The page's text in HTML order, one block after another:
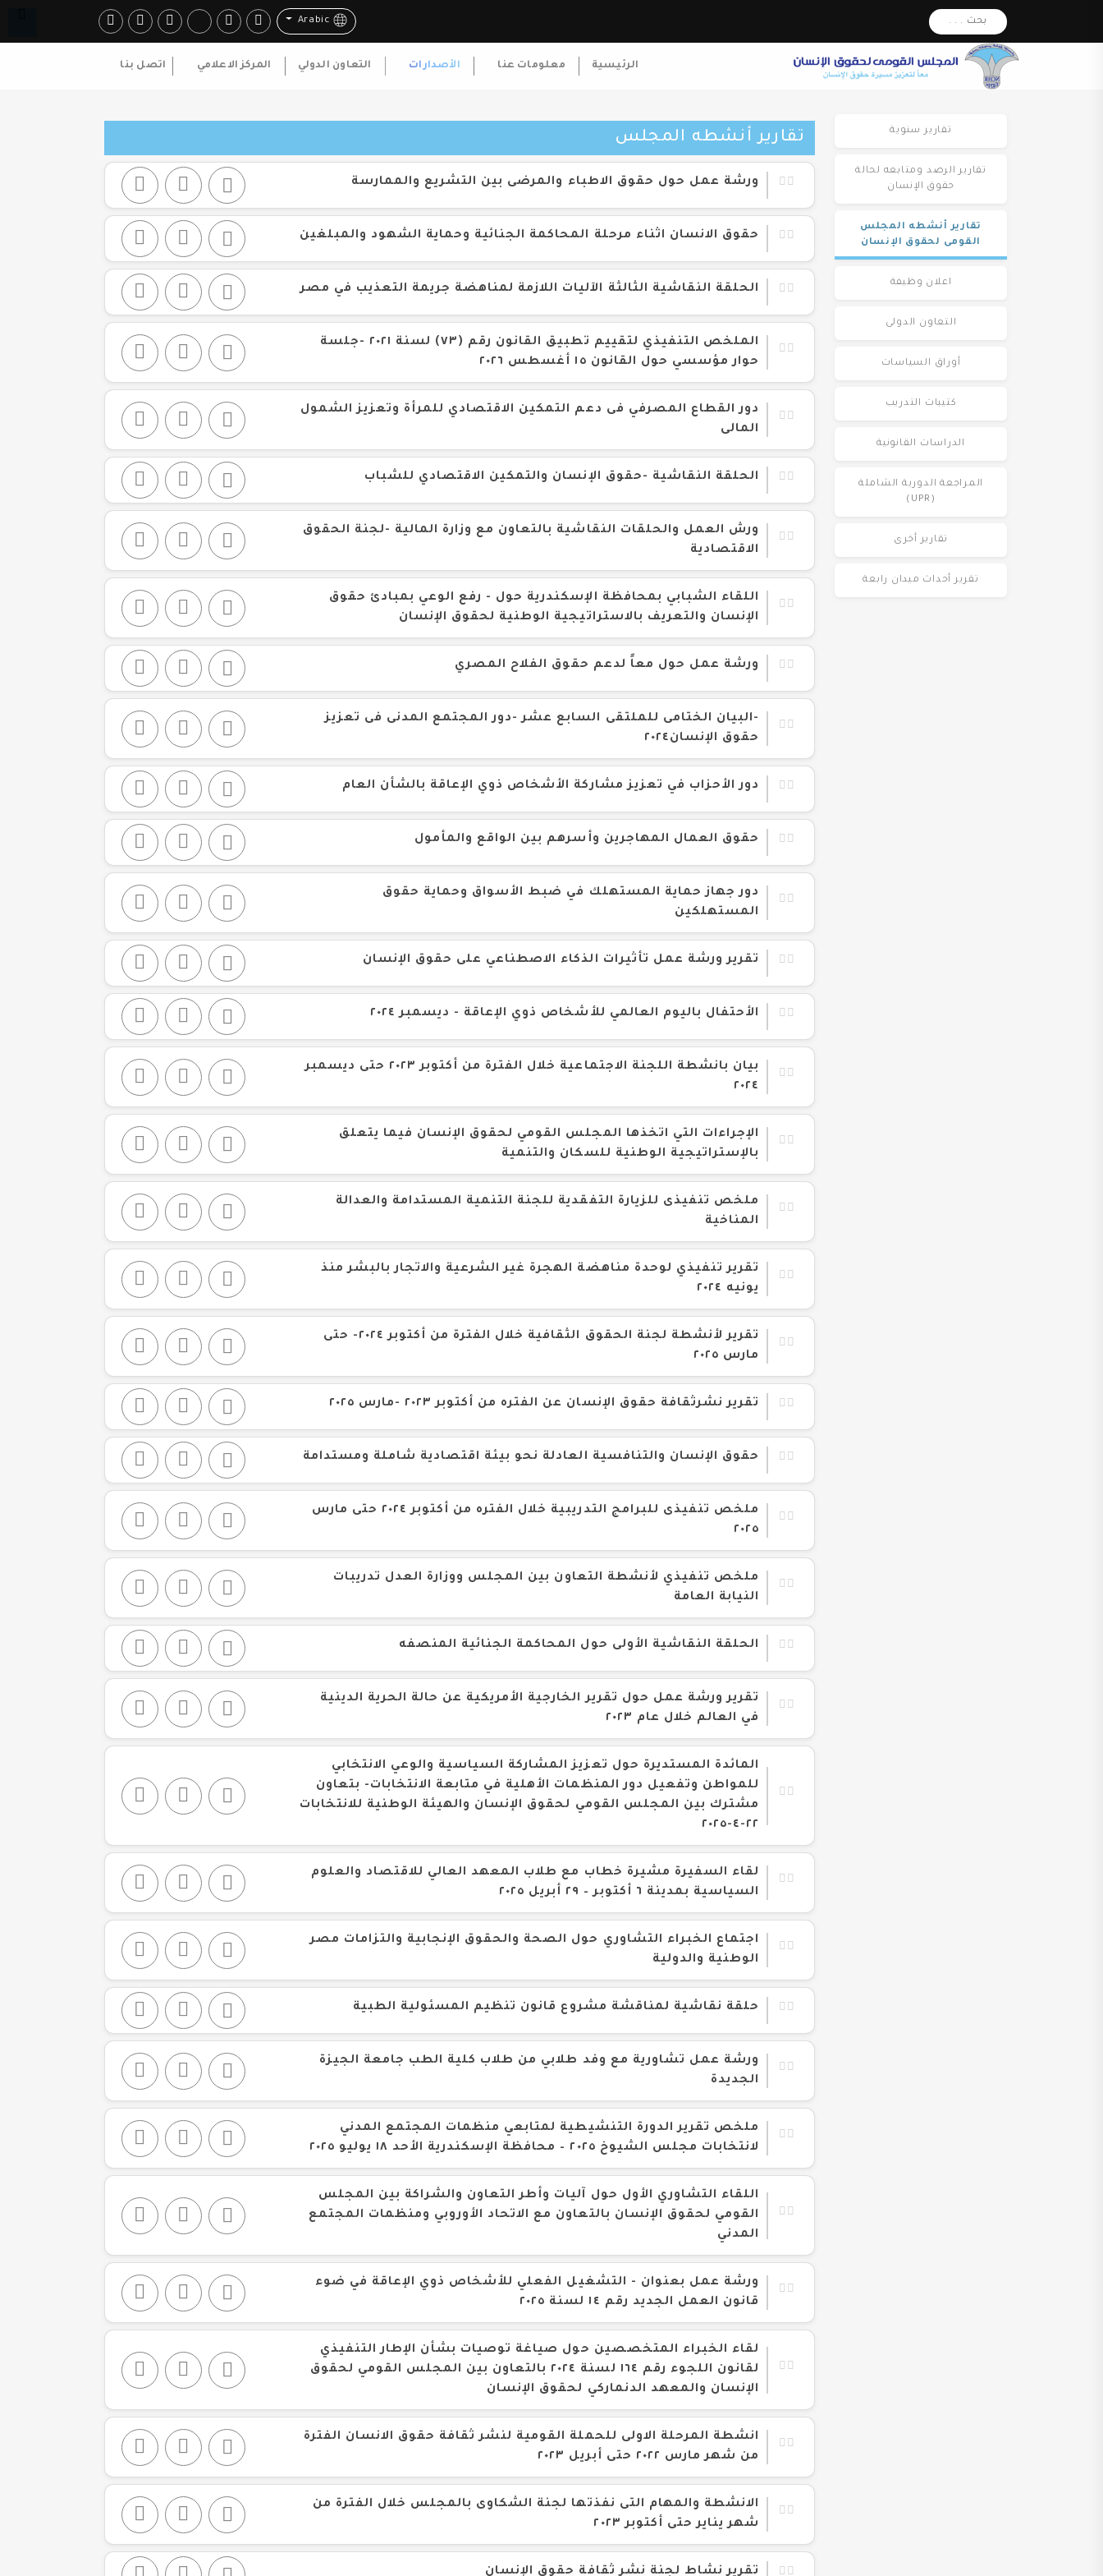
بحث . . . Arabic
الرئيسية معلومات عنا الأصدارات التعاون الدولي المركز الاعلامي اتصل بنا
تقارير سنوية
تقارير الرصد ومتابعه لحالة
حقوق الإنسان
تقارير أنشطه المجلس
القومى لحقوق الإنسان
اعلان وظيفة
التعاون الدولى
أوراق السياسات
كتيبات التدريب
الدراسات القانونية
المراجعة الدورية الشاملة
(UPR)
تقارير أخرى
تقرير أحداث ميدان رابعة
تقارير أنشطه المجلس
ورشة عمل حول حقوق الاطباء والمرضى بين التشريع والممارسة
حقوق الانسان اثناء مرحلة المحاكمة الجنائية وحماية الشهود والمبلغين
الحلقة النقاشية الثالثة الآليات اللازمة لمناهضة جريمة التعذيب في مصر
الملخص التنفيذي لتقييم تطبيق القانون رقم (٧٣) لسنة ٢٠٢١ -جلسة
حوار مؤسسي حول القانون ١٥ أغسطس ٢٠٢٦
دور القطاع المصرفي فى دعم التمكين الاقتصادي للمرأة وتعزيز الشمول
المالى
الحلقة النقاشية -حقوق الإنسان والتمكين الاقتصادي للشباب
ورش العمل والحلقات النقاشية بالتعاون مع وزارة المالية -لجنة الحقوق
الاقتصادية
اللقاء الشبابي بمحافظة الإسكندرية حول - رفع الوعي بمبادئ حقوق
الإنسان والتعريف بالاستراتيجية الوطنية لحقوق الإنسان
ورشة عمل حول معاً لدعم حقوق الفلاح المصري
-البيان الختامى للملتقى السابع عشر -دور المجتمع المدنى فى تعزيز
حقوق الإنسان٢٠٢٤
دور الأحزاب في تعزيز مشاركة الأشخاص ذوي الإعاقة بالشأن العام
حقوق العمال المهاجرين وأسرهم بين الواقع والمأمول
دور جهاز حماية المستهلك في ضبط الأسواق وحماية حقوق
المستهلكين
تقرير ورشة عمل تأثيرات الذكاء الاصطناعي على حقوق الإنسان
الأحتفال باليوم العالمي للأشخاص ذوي الإعاقة - ديسمبر ٢٠٢٤
بيان بانشطة اللجنة الاجتماعية خلال الفترة من أكتوبر ٢٠٢٣ حتى ديسمبر
٢٠٢٤
الإجراءات التي اتخذها المجلس القومي لحقوق الإنسان فيما يتعلق
بالإستراتيجية الوطنية للسكان والتنمية
ملخص تنفيذى للزيارة التفقدية للجنة التنمية المستدامة والعدالة
المناخية
تقرير تنفيذي لوحدة مناهضة الهجرة غير الشرعية والاتجار بالبشر منذ
يونيه ٢٠٢٤
تقرير لأنشطة لجنة الحقوق الثقافية خلال الفترة من أكتوبر ٢٠٢٤- حتى
مارس ٢٠٢٥
تقرير نشرثقافة حقوق الإنسان عن الفتره من أكتوبر ٢٠٢٣ -مارس ٢٠٢٥
حقوق الإنسان والتنافسية العادلة نحو بيئة اقتصادية شاملة ومستدامة
ملخص تنفيذى للبرامج التدريبية خلال الفتره من أكتوبر ٢٠٢٤ حتى مارس
٢٠٢٥
ملخص تنفيذي لأنشطة التعاون بين المجلس ووزارة العدل تدريبات
النيابة العامة
الحلقة النقاشية الأولى حول المحاكمة الجنائية المنصفه
تقرير ورشة عمل حول تقرير الخارجية الأمريكية عن حالة الحرية الدينية
في العالم خلال عام ٢٠٢٣
المائدة المستديرة حول تعزيز المشاركة السياسية والوعي الانتخابي
للمواطن وتفعيل دور المنظمات الأهلية في متابعة الانتخابات- بتعاون
مشترك بين المجلس القومي لحقوق الإنسان والهيئة الوطنية للانتخابات
٢٢-٤-٢٠٢٥
لقاء السفيرة مشيرة خطاب مع طلاب المعهد العالي للاقتصاد والعلوم
السياسية بمدينة ٦ أكتوبر – ٢٩ أبريل ٢٠٢٥
اجتماع الخبراء التشاوري حول الصحة والحقوق الإنجابية والتزامات مصر
الوطنية والدولية
حلقة نقاشية لمناقشة مشروع قانون تنظيم المسئولية الطبية
ورشة عمل تشاورية مع وفد طلابي من طلاب كلية الطب جامعة الجيزة
الجديدة
ملخص تقرير الدورة التنشيطية لمتابعي منظمات المجتمع المدني
لانتخابات مجلس الشيوخ ٢٠٢٥ – محافظة الإسكندرية الأحد ١٨ يوليو ٢٠٢٥
اللقاء التشاوري الأول حول آليات وأطر التعاون والشراكة بين المجلس
القومي لحقوق الإنسان بالتعاون مع الاتحاد الأوروبي ومنظمات المجتمع
المدني
ورشة عمل بعنوان - التشغيل الفعلي للأشخاص ذوي الإعاقة في ضوء
قانون العمل الجديد رقم ١٤ لسنة ٢٠٢٥
لقاء الخبراء المتخصصين حول صياغة توصيات بشأن الإطار التنفيذي
لقانون اللجوء رقم ١٦٤ لسنة ٢٠٢٤ بالتعاون بين المجلس القومي لحقوق
الإنسان والمعهد الدنماركي لحقوق الإنسان
انشطة المرحلة الاولى للحملة القومية لنشر ثقافة حقوق الانسان الفترة
من شهر مارس ٢٠٢٢ حتى أبريل ٢٠٢٣
الانشطة والمهام التى نفذتها لجنة الشكاوى بالمجلس خلال الفترة من
شهر يناير حتى أكتوبر ٢٠٢٣
تقرير نشاط لجنة نشر ثقافة حقوق الإنسان